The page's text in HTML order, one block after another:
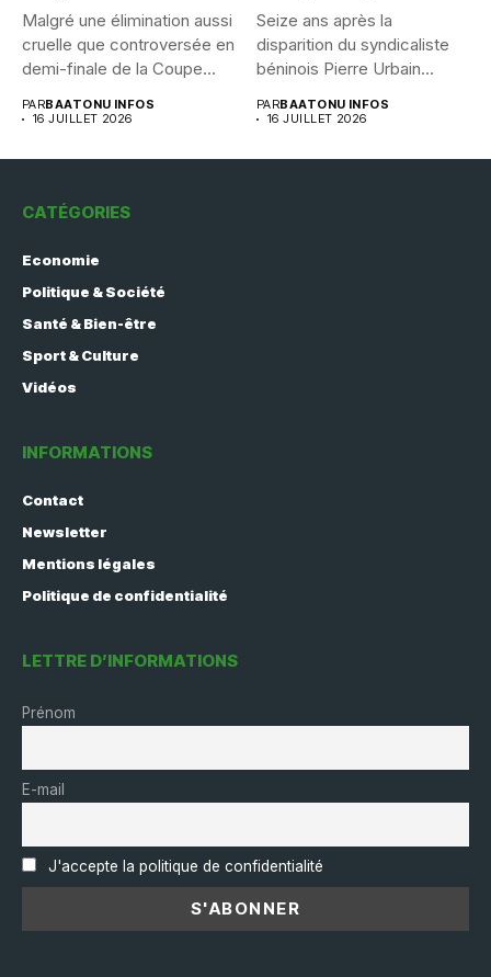
Malgré une élimination aussi
cruelle que controversée en
demi-finale de la Coupe...
PARBAATONU INFOS
16 JUILLET 2026
Seize ans après la
disparition du syndicaliste
béninois Pierre Urbain
PARBAATONU INFOS
16 JUILLET 2026
CATÉGORIES
Economie
Politique & Société
Santé & Bien-être
Sport & Culture
Vidéos
INFORMATIONS
Contact
Newsletter
Mentions légales
Politique de confidentialité
LETTRE D’INFORMATIONS
Prénom
E-mail
J'accepte la politique de confidentialité